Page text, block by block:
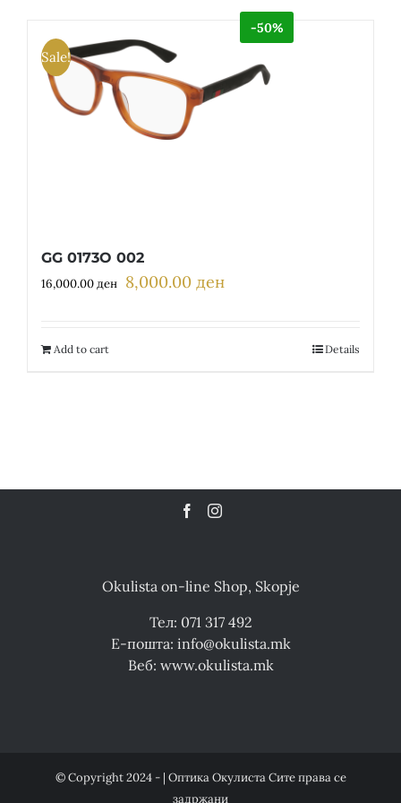
Sale!
-50%
GG 0173O 002
16,000.00ден Original
8,000.00 денCurrent
8,000.00 ден.
Add to cart Details
Okulista on-line Shop, Skopje
Тел: 071 317 492
Е-пошта: info@okulista.mk
Веб: www.okulista.mk
© Copyright 2024 - | Оптика Окулиста Сите права се
задржани